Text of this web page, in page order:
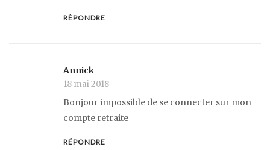
RÉPONDRE
Annick
18 mai 2018
Bonjour impossible de se connecter sur mon
compte retraite
RÉPONDRE